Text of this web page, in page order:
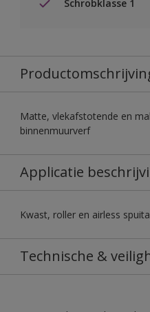
Schrobklasse 1
Matte, vlekafstotende en
binnenmuurverf
Applicatie
Kwast, roller en airless
Technische &